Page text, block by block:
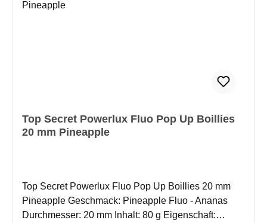
Top Secret Powerlux Fluo Pop Up Boillies
20 mm Pineapple
Top Secret Powerlux Fluo Pop Up Boillies 20 mm
Pineapple Geschmack: Pineapple Fluo - Ananas
Durchmesser: 20 mm Inhalt: 80 g Eigenschaft: